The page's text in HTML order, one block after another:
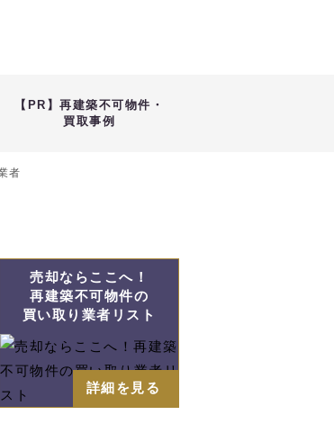
【PR】再建築不可物件・
買取事例
者
売却ならここへ！
再建築不可物件の
買い取り業者リスト
詳細を見る